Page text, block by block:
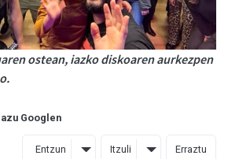
ostean, iazko diskoaren aurkezpen
Googlen
Entzun Itzuli Erraztu